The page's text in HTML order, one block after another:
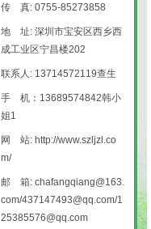
传 真: 0755-85273858
地 址: 深圳市宝安区西乡西
成工业区宁昌楼202
联系人: 13714572119查生
手 机：13689574842韩小
姐1
网 站: http://www.szljzl.co
m/
邮 箱: chafangqiang@163.
com/437147493@qq.com/1
25385576@qq.com